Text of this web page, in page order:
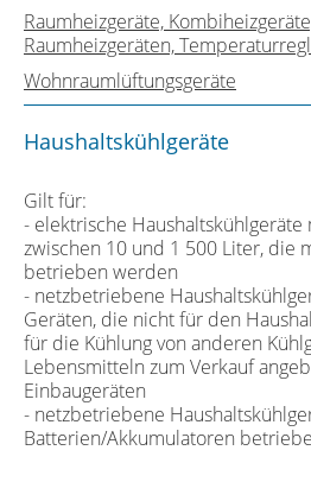
Raumheizgeräte,
Raumheizgeräten,
Wohnraumlüftungsgeräte
Haushaltskühlgeräte
Gilt für:
- elektrische
zwischen 10 und 1 500 Liter, die
betrieben werden
- netzbetriebene
Geräten, die nicht für den
für die Kühlung von anderen
Lebensmitteln zum Verkauf
Einbaugeräten
- netzbetriebene
Batterien/Akkumulatoren